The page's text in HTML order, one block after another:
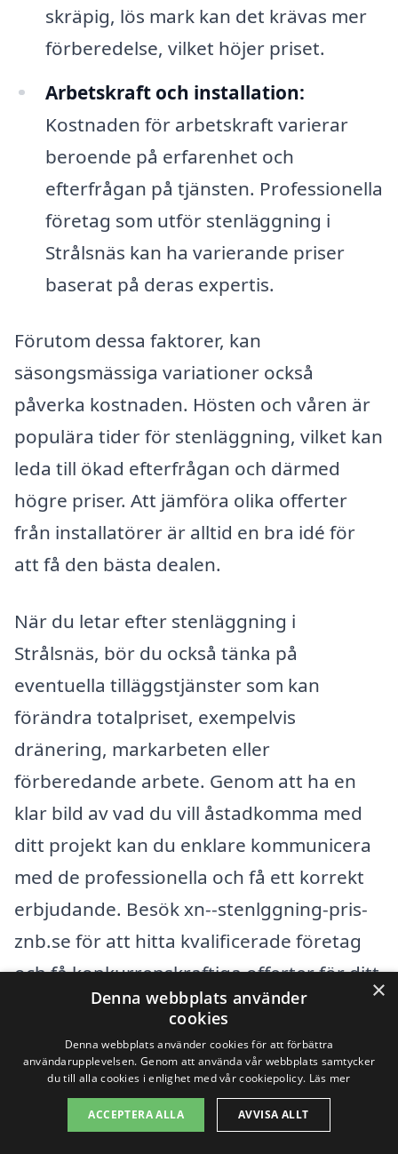
skräpig, lös mark kan det krävas mer
förberedelse, vilket höjer priset.
Arbetskraft och installation:
Kostnaden för arbetskraft varierar
beroende på erfarenhet och
efterfrågan på tjänsten. Professionella
företag som utför stenläggning i
Strålsnäs kan ha varierande priser
baserat på deras expertis.
Förutom dessa faktorer, kan
säsongsmässiga variationer också
påverka kostnaden. Hösten och våren är
populära tider för stenläggning, vilket kan
leda till ökad efterfrågan och därmed
högre priser. Att jämföra olika offerter
från installatörer är alltid en bra idé för
att få den bästa dealen.
När du letar efter stenläggning i
Strålsnäs, bör du också tänka på
eventuella tilläggstjänster som kan
förändra totalpriset, exempelvis
dränering, markarbeten eller
förberedande arbete. Genom att ha en
klar bild av vad du vill åstadkomma med
ditt projekt kan du enklare kommunicera
med de professionella och få ett korrekt
erbjudande. Besök xn--stenlggning-pris-
znb.se för att hitta kvalificerade företag
och få konkurrenskraftiga offerter för ditt
projekt i Strålsnäs.
Få 3 erbjudanden, gratis och utan
förpliktelser
×
Denna webbplats använder
cookies
Denna webbplats använder cookies för att förbättra
användarupplevelsen. Genom att använda vår webbplats samtycker
du till alla cookies i enlighet med vår cookiepolicy. Läs mer
ACCEPTERA ALLA AVVISA ALLT